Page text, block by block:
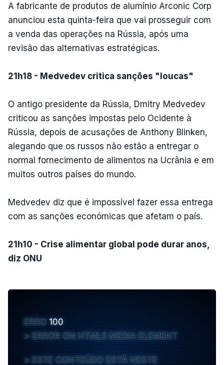
A fabricante de produtos de alumínio Arconic Corp
anunciou esta quinta-feira que vai prosseguir com
a venda das operações na Rússia, após uma
revisão das alternativas estratégicas.
21h18 - Medvedev critica sanções "loucas"
O antigo presidente da Rússia, Dmitry Medvedev
criticou as sanções impostas pelo Ocidente à
Rússia, depois de acusações de Anthony Blinken,
alegando que os russos não estão a entregar o
normal fornecimento de alimentos na Ucrânia e em
muitos outros países do mundo.
Medvedev diz que é impossível fazer essa entrega
com as sanções económicas que afetam o país.
21h10 - Crise alimentar global pode durar anos,
diz ONU
ERRO 100
ERROR ON HTML5 MEDIA ELEMENT
ESTE CONTEÚDO ESTÁ NESTE